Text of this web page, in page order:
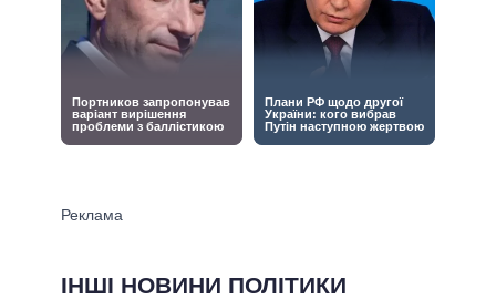
ІНШІ НОВИНИ ПОЛІТИКИ